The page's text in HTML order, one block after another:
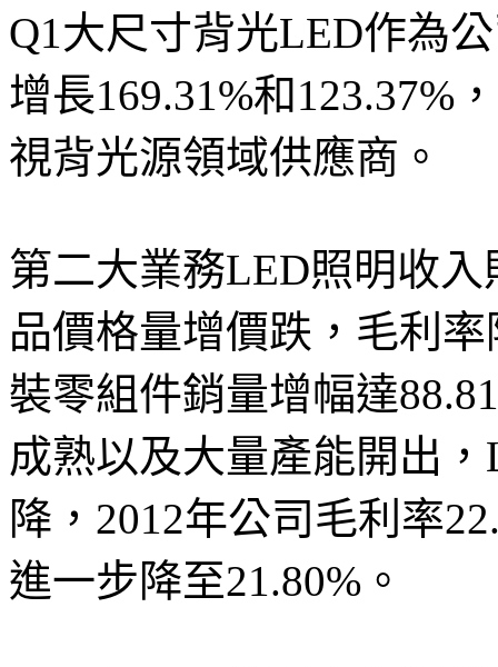
Q1大尺寸背光LED作為
增長169.31%和123.37%
視背光源領域供應商。
第二大業務LED照明收入
品價格量增價跌，毛利
裝零組件銷量增幅達
成熟以及大量產能開出
降，2012年公司毛利率
進一步降至21.80%。